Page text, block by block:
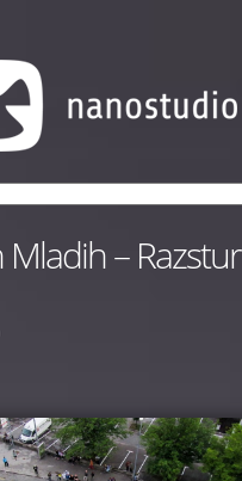
– Razstur